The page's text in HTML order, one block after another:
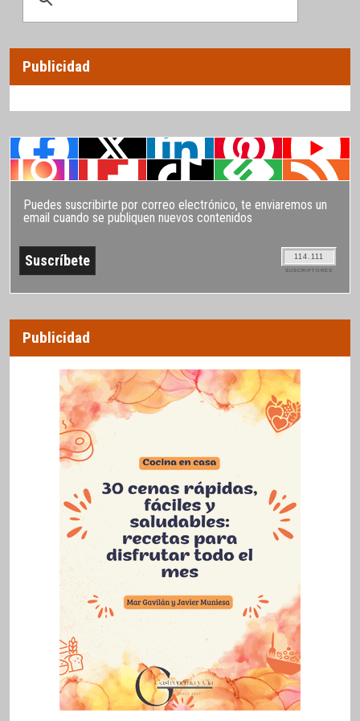
Publicidad
Puedes suscribirte por correo electrónico, te enviaremos un
email cuando se publiquen nuevos contenidos
114.111
SUSCRIPTORES
Publicidad